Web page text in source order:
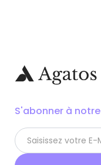
S'abonner à